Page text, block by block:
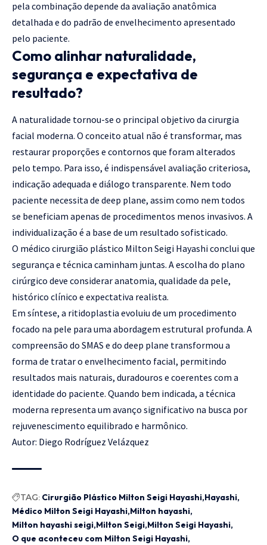
pela combinação depende da avaliação anatômica
detalhada e do padrão de envelhecimento apresentado
pelo paciente.
Como alinhar naturalidade,
segurança e expectativa de
resultado?
A naturalidade tornou-se o principal objetivo da cirurgia
facial moderna. O conceito atual não é transformar, mas
restaurar proporções e contornos que foram alterados
pelo tempo. Para isso, é indispensável avaliação criteriosa,
indicação adequada e diálogo transparente. Nem todo
paciente necessita de deep plane, assim como nem todos
se beneficiam apenas de procedimentos menos invasivos. A
individualização é a base de um resultado sofisticado.
O médico cirurgião plástico Milton Seigi Hayashi conclui que
segurança e técnica caminham juntas. A escolha do plano
cirúrgico deve considerar anatomia, qualidade da pele,
histórico clínico e expectativa realista.
Em síntese, a ritidoplastia evoluiu de um procedimento
focado na pele para uma abordagem estrutural profunda. A
compreensão do SMAS e do deep plane transformou a
forma de tratar o envelhecimento facial, permitindo
resultados mais naturais, duradouros e coerentes com a
identidade do paciente. Quando bem indicada, a técnica
moderna representa um avanço significativo na busca por
rejuvenescimento equilibrado e harmônico.
Autor: Diego Rodríguez Velázquez
TAG: Cirurgião Plástico Milton Seigi Hayashi Hayashi
Médico Milton Seigi Hayashi Milton hayashi
Milton hayashi seigi Milton Seigi Milton Seigi Hayashi
O que aconteceu com Milton Seigi Hayashi